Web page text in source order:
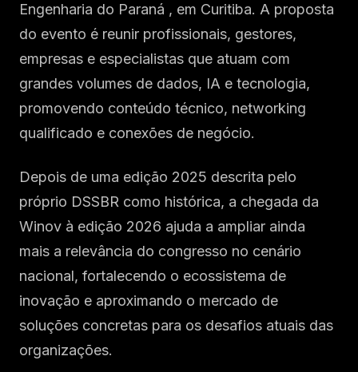
Engenharia do Paraná , em Curitiba. A proposta
do evento é reunir profissionais, gestores,
empresas e especialistas que atuam com
grandes volumes de dados, IA e tecnologia,
promovendo conteúdo técnico, networking
qualificado e conexões de negócio.
Depois de uma edição 2025 descrita pelo
próprio DSSBR como histórica, a chegada da
Winov à edição 2026 ajuda a ampliar ainda
mais a relevância do congresso no cenário
nacional, fortalecendo o ecossistema de
inovação e aproximando o mercado de
soluções concretas para os desafios atuais das
organizações.